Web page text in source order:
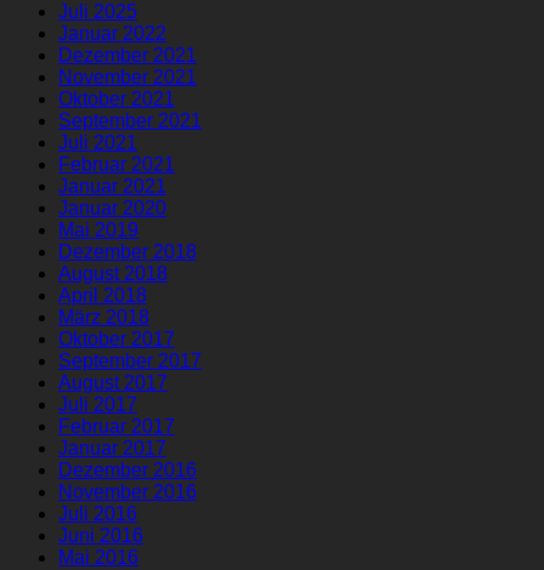
Juli 2025
Januar 2022
Dezember 2021
November 2021
Oktober 2021
September 2021
Juli 2021
Februar 2021
Januar 2021
Januar 2020
Mai 2019
Dezember 2018
August 2018
April 2018
März 2018
Oktober 2017
September 2017
August 2017
Juli 2017
Februar 2017
Januar 2017
Dezember 2016
November 2016
Juli 2016
Juni 2016
Mai 2016